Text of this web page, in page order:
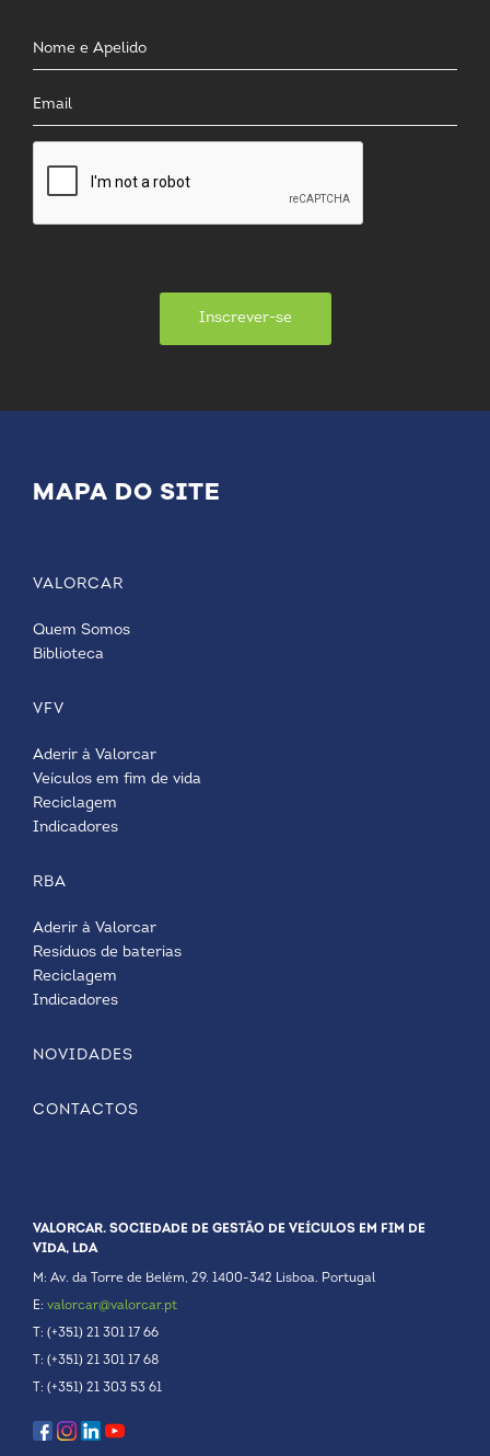
Inscrever-se
MAPA DO SITE
VALORCAR
Quem Somos
Biblioteca
VFV
Aderir à Valorcar
Veículos em fim de vida
Reciclagem
Indicadores
RBA
Aderir à Valorcar
Resíduos de baterias
Reciclagem
Indicadores
NOVIDADES
CONTACTOS
VALORCAR. SOCIEDADE DE GESTÃO DE VEÍCULOS EM FIM DE
VIDA, LDA
M: Av. da Torre de Belém, 29. 1400-342 Lisboa. Portugal
E: valorcar@valorcar.pt
T: (+351) 21 301 17 66
T: (+351) 21 301 17 68
T: (+351) 21 303 53 61